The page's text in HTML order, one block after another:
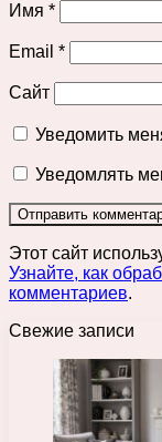
Имя *
Email *
Сайт
Уведомить
Уведомлять
Этот сайт
Узнайте, как
комментариев.
Свежие записи